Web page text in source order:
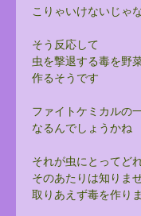
こりゃいけないじゃ
そう反応して
虫を撃退する毒を野
作るそうです
ファイトケミカルの
なるんでしょうかね
それが虫にとってど
そのあたりは知りま
取りあえず毒を作り